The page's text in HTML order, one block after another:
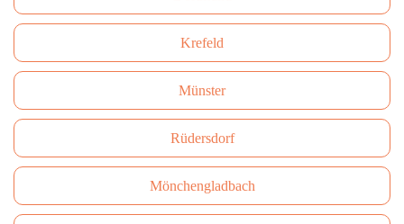
Krefeld
Münster
Rüdersdorf
Mönchengladbach